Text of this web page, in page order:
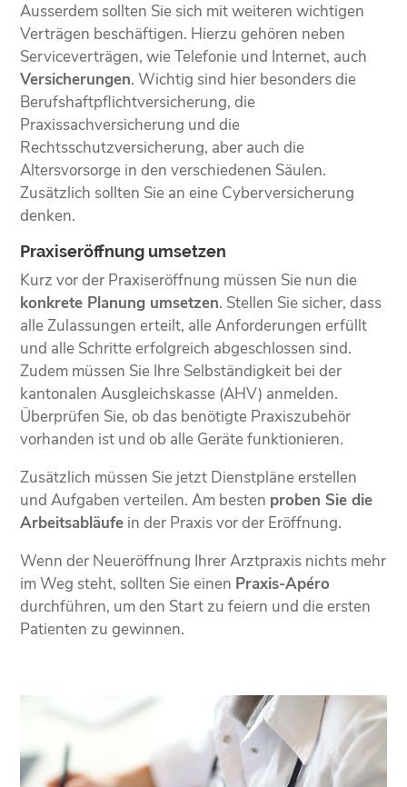
Ausserdem sollten Sie sich mit weiteren wichtigen
Verträgen beschäftigen. Hierzu gehören neben
Serviceverträgen, wie Telefonie und Internet, auch
Versicherungen. Wichtig sind hier besonders die
Berufshaftpflichtversicherung, die
Praxissachversicherung und die
Rechtsschutzversicherung, aber auch die
Altersvorsorge in den verschiedenen Säulen.
Zusätzlich sollten Sie an eine Cyberversicherung
denken.
Praxiseröffnung umsetzen
Kurz vor der Praxiseröffnung müssen Sie nun die
konkrete Planung umsetzen. Stellen Sie sicher, dass
alle Zulassungen erteilt, alle Anforderungen erfüllt
und alle Schritte erfolgreich abgeschlossen sind.
Zudem müssen Sie Ihre Selbständigkeit bei der
kantonalen Ausgleichskasse (AHV) anmelden.
Überprüfen Sie, ob das benötigte Praxiszubehör
vorhanden ist und ob alle Geräte funktionieren.
Zusätzlich müssen Sie jetzt Dienstpläne erstellen
und Aufgaben verteilen. Am besten proben Sie die
Arbeitsabläufe in der Praxis vor der Eröffnung.
Wenn der Neueröffnung Ihrer Arztpraxis nichts mehr
im Weg steht, sollten Sie einen Praxis-Apéro
durchführen, um den Start zu feiern und die ersten
Patienten zu gewinnen.